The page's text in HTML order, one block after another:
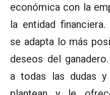
económica con la
la entidad
se adapta lo más
deseos del
a todas las dudas